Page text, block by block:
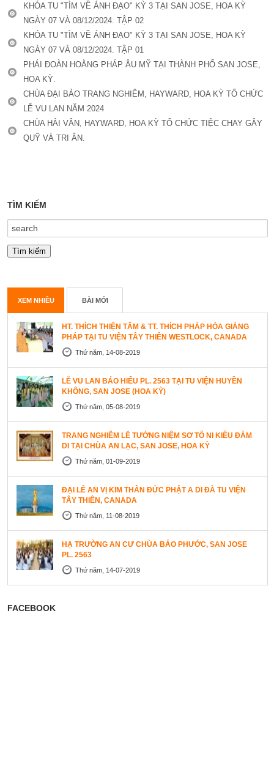
KHÓA TU "TÌM VỀ ÁNH ĐẠO" KỲ 3 TẠI SAN JOSE, HOA KỲ
NGÀY 07 VÀ 08/12/2024. TẬP 02
KHÓA TU "TÌM VỀ ÁNH ĐẠO" KỲ 3 TẠI SAN JOSE, HOA KỲ
NGÀY 07 VÀ 08/12/2024. TẬP 01
PHÁI ĐOÀN HOẰNG PHÁP ÂU MỸ TẠI THÀNH PHỐ SAN JOSE,
HOA KỲ.
CHÙA ĐẠI BẢO TRANG NGHIÊM, HAYWARD, HOA KỲ TỔ CHỨC
LỄ VU LAN NĂM 2024
CHÙA HẢI VÂN, HAYWARD, HOA KỲ TỔ CHỨC TIỆC CHAY GÂY
QUỸ VÀ TRI ÂN.
TÌM KIẾM
XEM NHIỀU BÀI MỚI
HT. THÍCH THIỆN TÂM & TT. THÍCH PHÁP HÒA GIẢNG
PHÁP TẠI TU VIỆN TÂY THIÊN WESTLOCK, CANADA
Thứ năm, 14-08-2019
LỄ VU LAN BÁO HIẾU PL. 2563 TẠI TU VIỆN HUYỀN
KHÔNG, SAN JOSE (HOA KỲ)
Thứ năm, 05-08-2019
TRANG NGHIÊM LỄ TƯỞNG NIỆM SƠ TỔ NI KIỀU ĐÀM
DI TẠI CHÙA AN LẠC, SAN JOSE, HOA KỲ
Thứ năm, 01-09-2019
ĐẠI LỄ AN VỊ KIM THÂN ĐỨC PHẬT A DI ĐÀ TU VIỆN
TÂY THIÊN, CANADA
Thứ năm, 11-08-2019
HẠ TRƯỜNG AN CƯ CHÙA BẢO PHƯỚC, SAN JOSE
PL. 2563
Thứ năm, 14-07-2019
FACEBOOK